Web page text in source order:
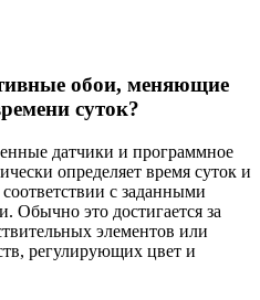
обои, меняющие
суток?
датчики и программное
определяет время суток и
с заданными
Обычно это достигается за
элементов или
регулирующих цвет и